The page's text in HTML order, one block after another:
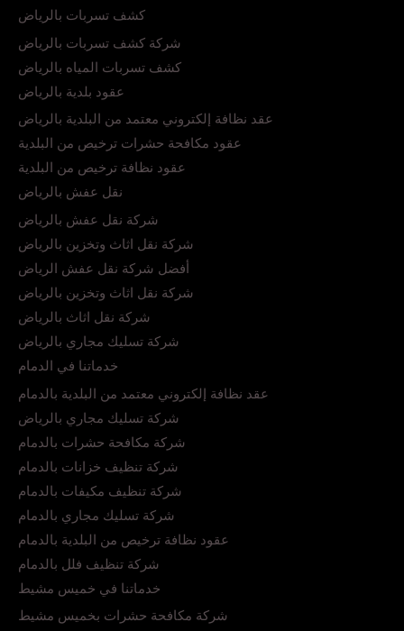
كشف تسربات بالرياض
شركة كشف تسربات بالرياض
كشف تسربات المياه بالرياض
عقود بلدية بالرياض
عقد نظافة إلكتروني معتمد من البلدية بالرياض
عقود مكافحة حشرات ترخيص من البلدية
عقود نظافة ترخيص من البلدية
نقل عفش بالرياض
شركة نقل عفش بالرياض
شركة نقل اثاث وتخزين بالرياض
أفضل شركة نقل عفش الرياض
شركة نقل اثاث وتخزين بالرياض
شركة نقل اثاث بالرياض
شركة تسليك مجاري بالرياض
خدماتنا في الدمام
عقد نظافة إلكتروني معتمد من البلدية بالدمام
شركة تسليك مجاري بالرياض
شركة مكافحة حشرات بالدمام
شركة تنظيف خزانات بالدمام
شركة تنظيف مكيفات بالدمام
شركة تسليك مجاري بالدمام
عقود نظافة ترخيص من البلدية بالدمام
شركة تنظيف فلل بالدمام
خدماتنا في خميس مشيط
شركة مكافحة حشرات بخميس مشيط